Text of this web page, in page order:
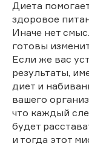
Диета
здоровое
Иначе нет
готовы
Если же вас
результаты,
диет и
вашего
что каждый
будет
и тогда этот